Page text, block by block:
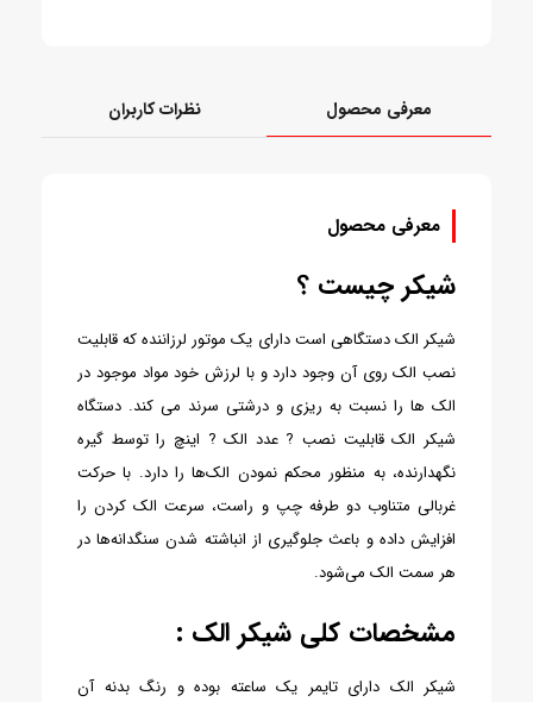
معرفی محصول نظرات کاربران
معرفی محصول
شیکر چیست ؟
شیکر الک دستگاهی است دارای یک موتور لرزاننده که قابلیت
نصب الک روی آن وجود دارد و با لرزش خود مواد موجود در
الک ها را نسبت به ریزی و درشتی سرند می کند. دستگاه
شیکر الک قابلیت نصب ? عدد الک ? اینچ را توسط گیره
نگهدارنده، به منظور محکم نمودن الک‌ها را دارد. با حرکت
غربالی متناوب دو طرفه چپ و راست، سرعت الک کردن را
افزایش داده و باعث جلوگیری از انباشته شدن سنگدانه‌ها در
هر سمت الک می‌شود.
مشخصات کلی شیکر الک :
شیکر الک دارای تایمر یک ساعته بوده و رنگ بدنه آن